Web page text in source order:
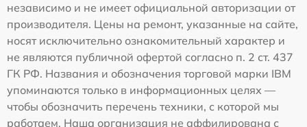
независимо и не имеет официальной авторизации от
производителя. Цены на ремонт, указанные на сайте,
носят исключительно ознакомительный характер и
не являются публичной офертой согласно п. 2 ст. 437
ГК РФ. Названия и обозначения торговой марки IBM
упоминаются только в информационных целях —
чтобы обозначить перечень техники, с которой мы
работаем. Наша организация не аффилирована с